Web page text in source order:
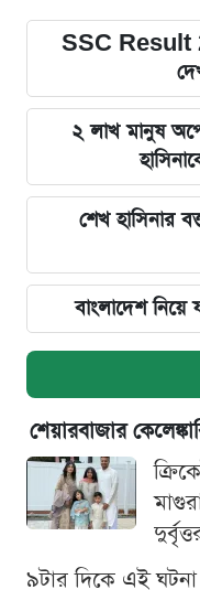
SSC Result
২ লাখ মানুষ
শেখ হাসিনার
বাংলাদেশ
শেয়ারবাজার
৯টার দিকে এই